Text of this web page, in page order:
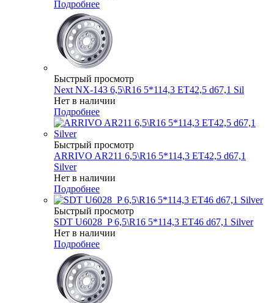
Подробнее
Быстрый просмотр
Next NX-143 6,5\R16 5*114,3 ET42,5 d67,1 Sil
Нет в наличии
Подробнее
Быстрый просмотр
ARRIVO AR211 6,5\R16 5*114,3 ET42,5 d67,1
Silver
Нет в наличии
Подробнее
Быстрый просмотр
SDT U6028_P 6,5\R16 5*114,3 ET46 d67,1 Silver
Нет в наличии
Подробнее